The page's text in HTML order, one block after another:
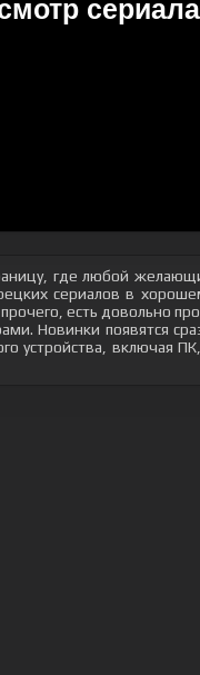
где любой
сериалов в
есть довольно
Новинки появятся
устройства, включая